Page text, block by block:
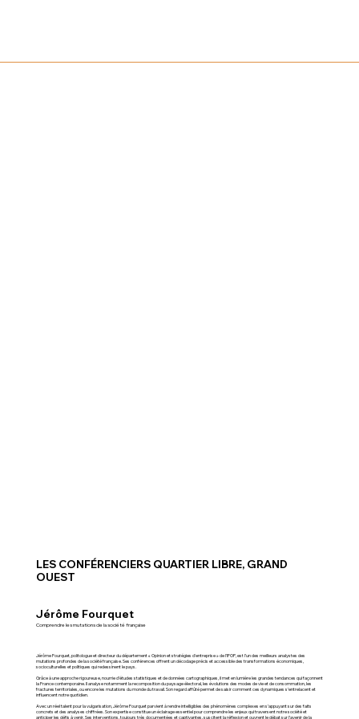
Jérôme Fourquet
Comprendre les mutations de la société française
Jérôme Fourquet, politologue et directeur du département « Opinion et stratégies d'entreprise » de l'IFOP, est l’un des meilleurs analystes des
mutations profondes de la société française. Ses conférences offrent un décodage précis et accessible des transformations économiques,
socioculturelles et politiques qui redessinent le pays.
Grâce à une approche rigoureuse, nourrie d’études statistiques et de données cartographiques, il met en lumière les grandes tendances qui façonnent
la France contemporaine. Il analyse notamment la recomposition du paysage électoral, les évolutions des modes de vie et de consommation, les
fractures territoriales, ou encore les mutations du monde du travail. Son regard affûté permet de saisir comment ces dynamiques s’entrelacent et
influencent notre quotidien.
Avec un réel talent pour la vulgarisation, Jérôme Fourquet parvient à rendre intelligibles des phénomènes complexes en s’appuyant sur des faits
concrets et des analyses chiffrées. Son expertise constitue un éclairage essentiel pour comprendre les enjeux qui traversent notre société et
anticiper les défis à venir. Ses interventions, toujours très documentées et captivantes, suscitent la réflexion et ouvrent le débat sur l’avenir de la
LES CONFÉRENCIERS QUARTIER LIBRE, GRAND
OUEST